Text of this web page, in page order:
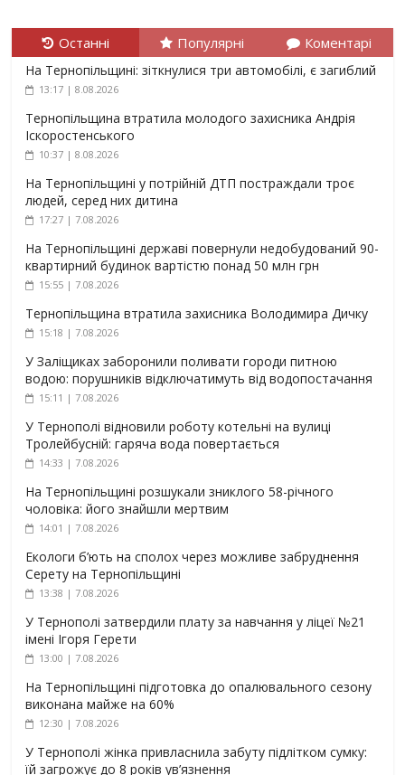
Останні Популярні Коментарі
На Тернопільщині: зіткнулися три автомобілі, є загиблий
13:17 | 8.08.2026
Тернопільщина втратила молодого захисника Андрія
Іскоростенського
10:37 | 8.08.2026
На Тернопільщині у потрійній ДТП постраждали троє
людей, серед них дитина
17:27 | 7.08.2026
На Тернопільщині державі повернули недобудований 90-
квартирний будинок вартістю понад 50 млн грн
15:55 | 7.08.2026
Тернопільщина втратила захисника Володимира Дичку
15:18 | 7.08.2026
У Заліщиках заборонили поливати городи питною
водою: порушників відключатимуть від водопостачання
15:11 | 7.08.2026
У Тернополі відновили роботу котельні на вулиці
Тролейбусній: гаряча вода повертається
14:33 | 7.08.2026
На Тернопільщині розшукали зниклого 58-річного
чоловіка: його знайшли мертвим
14:01 | 7.08.2026
Екологи б’ють на сполох через можливе забруднення
Серету на Тернопільщині
13:38 | 7.08.2026
У Тернополі затвердили плату за навчання у ліцеї №21
імені Ігоря Герети
13:00 | 7.08.2026
На Тернопільщині підготовка до опалювального сезону
виконана майже на 60%
12:30 | 7.08.2026
У Тернополі жінка привласнила забуту підлітком сумку:
їй загрожує до 8 років ув’язнення